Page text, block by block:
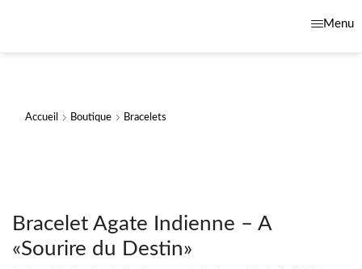
Menu
Accueil Boutique Bracelets
Bracelet Agate Indienne – A
«Sourire du Destin»